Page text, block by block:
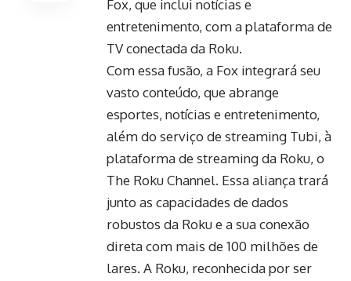
Fox, que inclui notícias e
entretenimento, com a plataforma de
TV conectada da Roku.
Com essa fusão, a Fox integrará seu
vasto conteúdo, que abrange
esportes, notícias e entretenimento,
além do serviço de streaming Tubi, à
plataforma de streaming da Roku, o
The Roku Channel. Essa aliança trará
junto as capacidades de dados
robustos da Roku e a sua conexão
direta com mais de 100 milhões de
lares. A Roku, reconhecida por ser